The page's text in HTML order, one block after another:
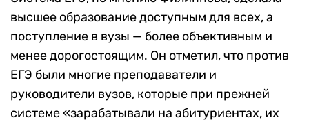
высшее образование доступным для всех, а
поступление в вузы — более объективным и
менее дорогостоящим. Он отметил, что против
ЕГЭ были многие преподаватели и
руководители вузов, которые при прежней
системе «зарабатывали на абитуриентах, их